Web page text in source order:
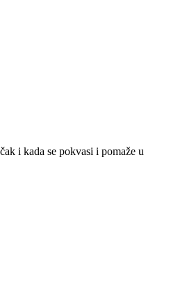
i kada se pokvasi i pomaže u